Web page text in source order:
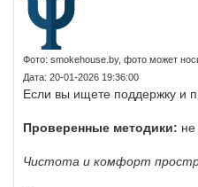
Фото: smokehouse.by, фото может
Дата: 20-01-2026 19:36:00
Если вы ищете поддержку и
Проверенные методики:
Чистота и комфорт